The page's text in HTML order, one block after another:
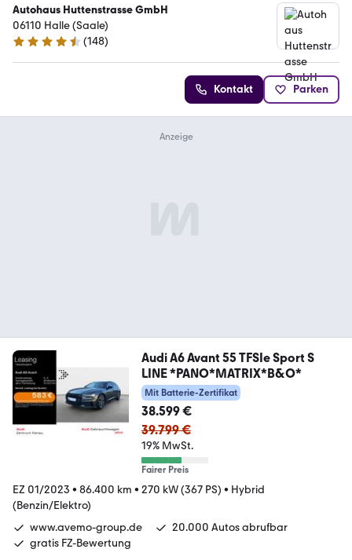
Autohaus Huttenstrasse GmbH
06110 Halle (Saale)
4.7 Sterne
(148)
Kontakt Parken
Audi A6 Avant 55 TFSIe Sport S
LINE *PANO*MATRIX*B&O*
Mit Batterie-Zertifikat
38.599 €
39.799 €
19% MwSt.
Fairer Preis
EZ 01/2023 • 86.400 km • 270 kW (367 PS) • Hybrid
(Benzin/Elektro)
www.avemo-group.de
20.000 Autos abrufbar
gratis FZ-Bewertung